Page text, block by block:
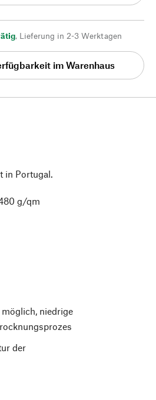
, Lieferung in 2-3 Werktagen
im Warenhaus
in Portugal.
g/qm
niedrige
der